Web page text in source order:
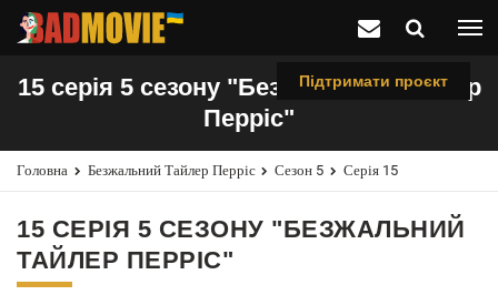
Підтримати проєкт
15 серія 5 сезону "Безжальний Тайлер
Перріс"
Головна Безжальний Тайлер Перріс Сезон 5 Серія 15
15 СЕРІЯ 5 СЕЗОНУ "БЕЗЖАЛЬНИЙ
ТАЙЛЕР ПЕРРІС"